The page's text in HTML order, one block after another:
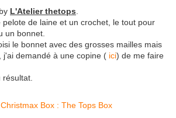
L'Atelier thetops
de laine et un crochet, le tout pour
un bonnet.
le bonnet avec des grosses mailles mais
j'ai demandé à une copine ( ici) de me faire